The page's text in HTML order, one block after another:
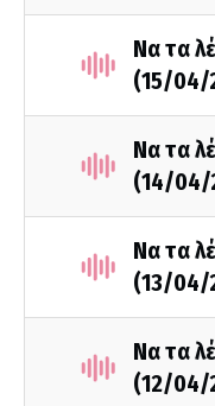
Να τα
(15/04/
Να τα
(14/04/
Να τα
(13/04/
Να τα
(12/04/